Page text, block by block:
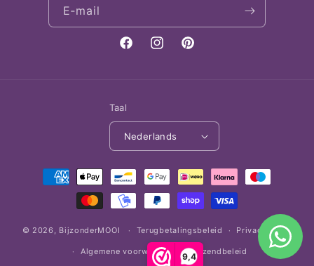
9,4
E‑mail
FacebookInstagramPinterest
Taal
Nederlands
Betaalmethoden
© 2026, BijzonderMOOI Terugbetalingsbeleid Privacybeleid
Algemene voorwaarden Verzendbeleid